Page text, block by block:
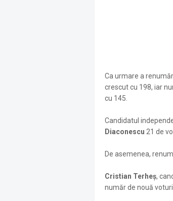
Ca urmare a
crescut cu 198, iar
cu 145.
Candidatul
Diaconescu 21 de
De asemenea,
Cristian Terheș,
număr de nouă voturi.